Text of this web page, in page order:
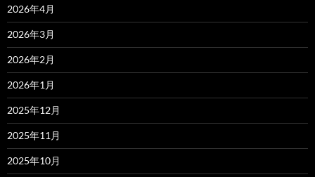
2026年4月
2026年3月
2026年2月
2026年1月
2025年12月
2025年11月
2025年10月